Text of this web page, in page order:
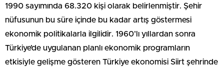
1990 sayımında 68.320 kişi olarak belirlenmiştir. Şehir
nüfusunun bu süre içinde bu kadar artış göstermesi
ekonomik politikalarla ilgilidir. 1960’lı yıllardan sonra
Türkiye’de uygulanan planlı ekonomik programların
etkisiyle gelişme gösteren Türkiye ekonomisi Siirt şehrinde